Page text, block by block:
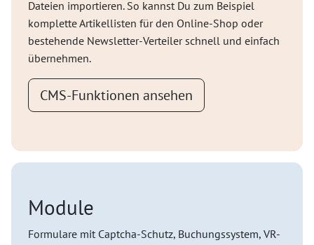
Dateien importieren. So kannst Du zum Beispiel
komplette Artikellisten für den Online-Shop oder
bestehende Newsletter-Verteiler schnell und einfach
übernehmen.
CMS-Funktionen ansehen
Module
Formulare mit Captcha-Schutz, Buchungssystem, VR-